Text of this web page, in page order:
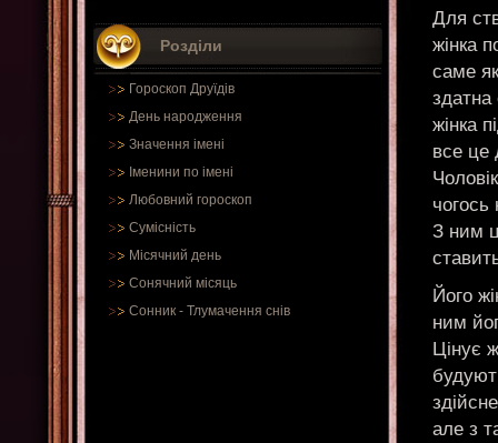
Розділи
Гороскоп Друїдів
День народження
Значення імені
Іменини по імені
Любовний гороскоп
Сумісність
Місячний день
Сонячний місяць
Сонник - Тлумачення снів
Для
жінка
саме
здатна
жінка
все це
чогось
З ним
Його
ним
Цінує
але з